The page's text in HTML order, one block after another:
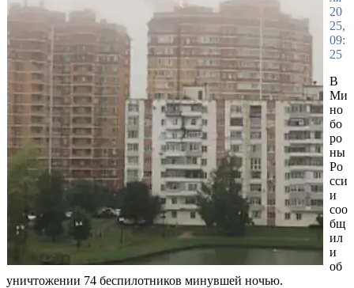
20
25,
09:
25
В
Ми
но
бо
ро
ны
Ро
сси
и
соо
бщ
ил
и
об
уничтожении 74 беспилотников минувшей ночью.